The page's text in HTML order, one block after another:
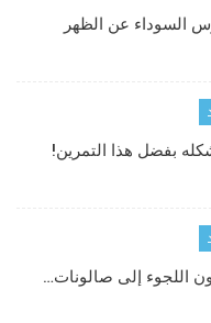
بفضل هذا التمرين!
اللجوء إلى صالونات…